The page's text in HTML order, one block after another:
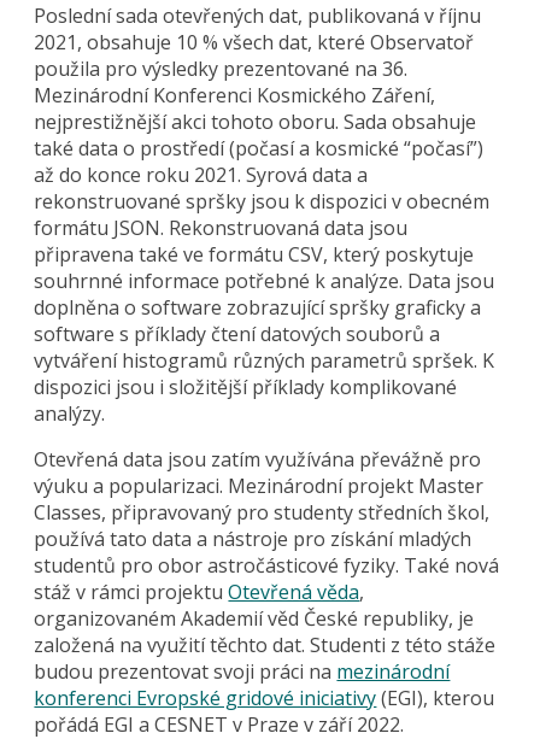
Poslední sada otevřených dat, publikovaná v říjnu
2021, obsahuje 10 % všech dat, které Observatoř
použila pro výsledky prezentované na 36.
Mezinárodní Konferenci Kosmického Záření,
nejprestižnější akci tohoto oboru. Sada obsahuje
také data o prostředí (počasí a kosmické “počasí”)
až do konce roku 2021. Syrová data a
rekonstruované spršky jsou k dispozici v obecném
formátu JSON. Rekonstruovaná data jsou
připravena také ve formátu CSV, který poskytuje
souhrnné informace potřebné k analýze. Data jsou
doplněna o software zobrazující spršky graficky a
software s příklady čtení datových souborů a
vytváření histogramů různých parametrů spršek. K
dispozici jsou i složitější příklady komplikované
analýzy.
Otevřená data jsou zatím využívána převážně pro
výuku a popularizaci. Mezinárodní projekt Master
Classes, připravovaný pro studenty středních škol,
používá tato data a nástroje pro získání mladých
studentů pro obor astročásticové fyziky. Také nová
stáž v rámci projektuOtevřená věda,
organizovaném Akademií věd České republiky, je
založená na využití těchto dat. Studenti z této stáže
budou prezentovat svoji práci na mezinárodní
konferenci Evropské gridové iniciativy(EGI), kterou
pořádá EGI a CESNET v Praze v září 2022.